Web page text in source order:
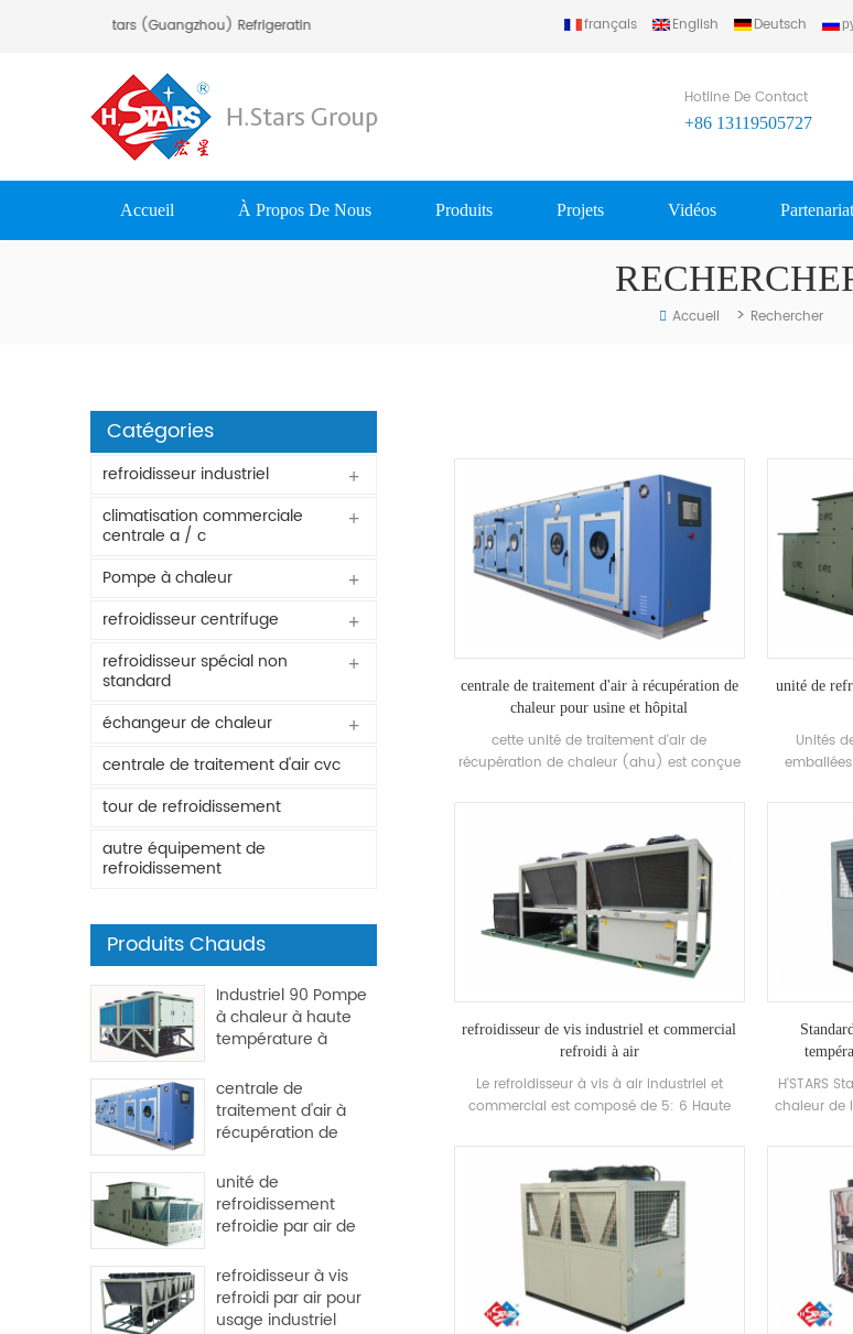
Bienvenue À H.Stars (Guangzhou) Refrigerating Equipment Group Ltd.. français English Deutsch
Hotline De Contact
+86 13119505727
Accueil À Propos De Nous Produits Projets Vidéos Partenariat
Accueil > Rechercher
centrale de traitement d'air à récupération de
chaleur pour usine et hôpital
cette unité de traitement d'air de
récupération de chaleur (ahu) est conçue
multiples de refroidissement, chauffage,
humidification, déshumidification et
purification de l'air.
unité de
Unités
propose
protection
l'air
refroidisseur de vis industriel et commercial
refroidi à air
Le refroidisseur à vis à air industriel et
commercial est composé de 5: 6 Haute
qualité Condenseur et évaporateur, et
équipé de Nom de marque Contrôle
électrique Composants, qui peut être utilisé
largement dans des industries industries.
H'STARS
chaleur de
de l'air
polluants
chaude
demande
Catégories
refroidisseur industriel
climatisation commerciale
centrale a / c
Pompe à chaleur
refroidisseur centrifuge
refroidisseur spécial non
standard
échangeur de chaleur
centrale de traitement d'air cvc
tour de refroidissement
autre équipement de
refroidissement
Produits Chauds
Industriel 90 Pompe
à chaleur à haute
température à
centrale de
traitement d'air à
récupération de
et hôpital
unité de
refroidissement
refroidie par air de
refroidisseur à vis
refroidi par air pour
usage industriel